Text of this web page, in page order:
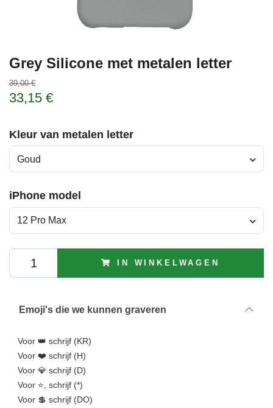
Grey Silicone met metalen letter
39,00 €
33,15 €
Kleur van metalen letter
Goud
iPhone model
12 Pro Max
IN WINKELWAGEN
Emoji's die we kunnen graveren
Voor 👑 schrijf (KR)
Voor ❤️ schrijf (H)
Voor 💎 schrijf (D)
Voor ⭐, schrijf (*)
Voor 💲 schrijf (DO)